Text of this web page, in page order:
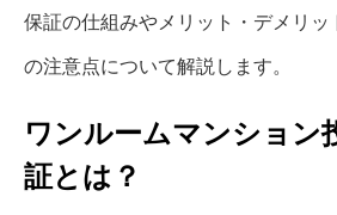
保証の仕組みやメリット・デメリッ
の注意点について解説します。
ワンルームマンション
証とは？